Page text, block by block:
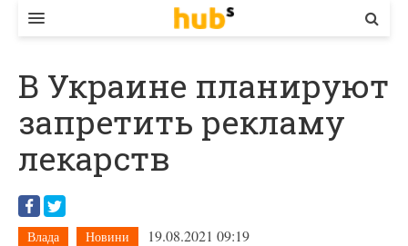
ЕКОНОМІКА
БІЗНЕС
СТАРТЕР
КОНТАКТИ
В Украине планируют
запретить рекламу
лекарств
Влада Новини 19.08.2021 09:19